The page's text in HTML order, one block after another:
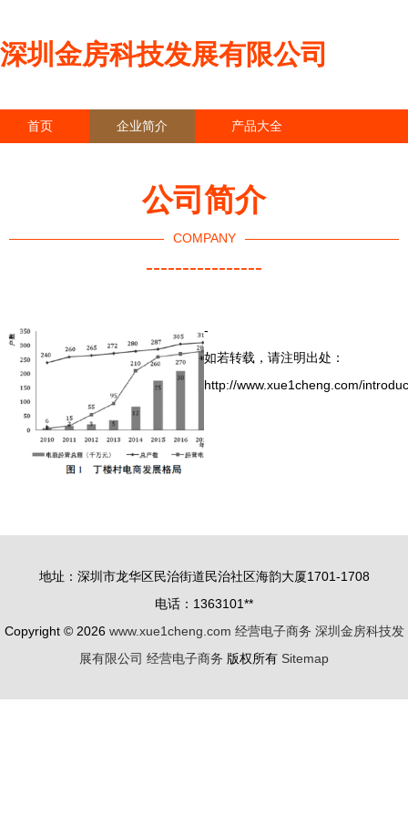
深圳金房科技发展有限公司
首页 企业简介 产品大全
公司简介
COMPANY
----------------
-
如若转载，请注明出处：
http://www.xue1cheng.com/
地址：深圳市龙华区民治街道民治社区海韵大厦1701-1708
电话：1363101**
Copyright © 2026 www.xue1cheng.com 经营电子商务 深圳金房科技发
展有限公司 经营电子商务 版权所有 Sitemap